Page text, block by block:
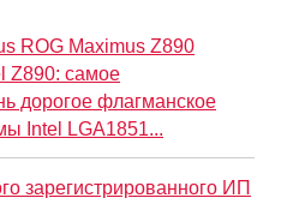
ROG Maximus Z890
Z890: самое
дорогое флагманское
Intel LGA1851...
зарегистрированного ИП